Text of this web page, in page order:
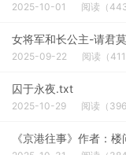
2025-10-01 阅读（
女将军和长公主-请君
2025-09-22 阅读（
囚于永夜.txt
2025-10-29 阅读（
《京港往事》作者：